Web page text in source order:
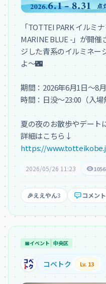
「TOTTEI PARK イルミ
MARINE BLUE -」が開
ジした青系のイルミネー
よ〜🌃
期間：2026年6月1日〜8
時間：日没〜23:00（入場
夏の夜のお散歩やデート
https://
2026/05/26 11:23
🎉ええやん3 コメント
📅イベント 中央区
コベトク Lv. 13